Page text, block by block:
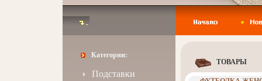
Категории:
Подставки
ТОВАРЫ